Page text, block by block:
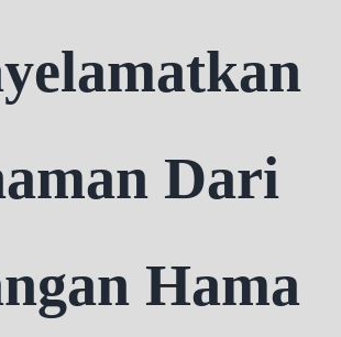
Dari
Hama